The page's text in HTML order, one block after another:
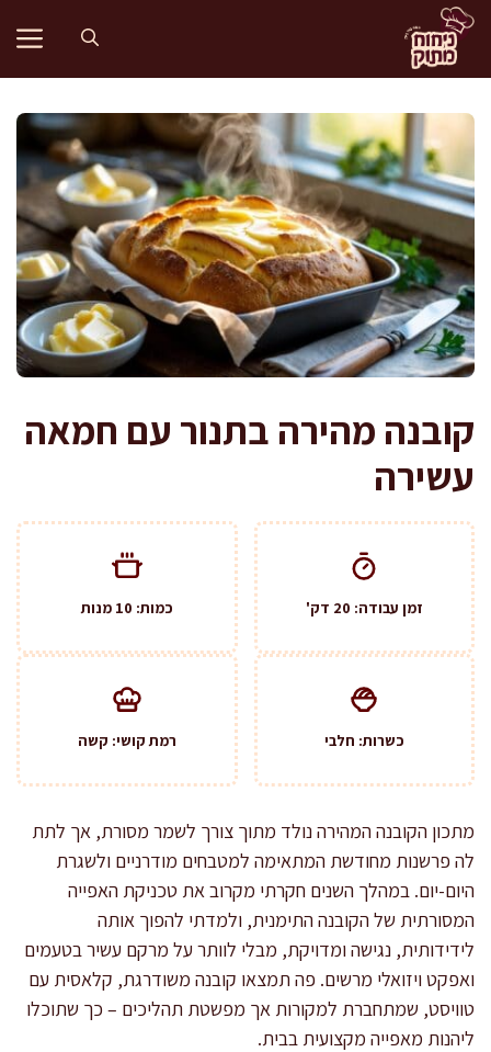
לדלג
לתוכן
קובנה מהירה בתנור עם חמאה
עשירה
זמן עבודה: 20 דק' כמות: 10 מנות
כשרות: חלבי רמת קושי: קשה
מתכון הקובנה המהירה נולד מתוך צורך לשמר מסורת, אך לתת
לה פרשנות מחודשת המתאימה למטבחים מודרניים ולשגרת
היום-יום. במהלך השנים חקרתי מקרוב את טכניקת האפייה
המסורתית של הקובנה התימנית, ולמדתי להפוך אותה
לידידותית, נגישה ומדויקת, מבלי לוותר על מרקם עשיר בטעמים
ואפקט ויזואלי מרשים. פה תמצאו קובנה משודרגת, קלאסית עם
טוויסט, שמתחברת למקורות אך מפשטת תהליכים – כך שתוכלו
ליהנות מאפייה מקצועית בבית.